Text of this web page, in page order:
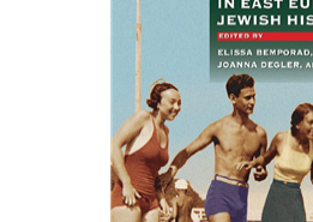
François Guesnet
Bemporad